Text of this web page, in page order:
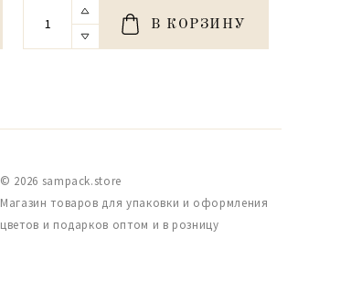
В КОРЗИНУ
© 2026 sampack.store
Магазин товаров для упаковки и оформления
цветов и подарков оптом и в розницу